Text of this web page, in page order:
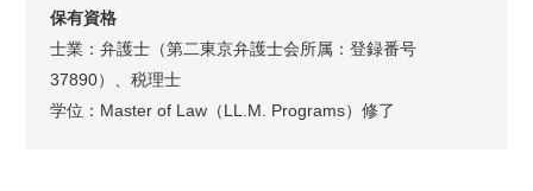
保有資格
士業：弁護士（第二東京弁護士会所属：登録番号
37890）、税理士
学位：Master of Law（LL.M. Programs）修了